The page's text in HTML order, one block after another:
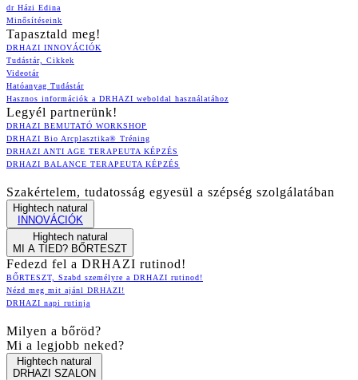
dr Házi Edina
Minősítéseink
Tapasztald meg!
DRHAZI INNOVÁCIÓK
Tudástár, Cikkek
Videotár
Hatóanyag Tudástár
Hasznos információk a DRHAZI weboldal használatához
Legyél partnerünk!
DRHAZI BEMUTATÓ WORKSHOP
DRHAZI Bio Arcplasztika® Tréning
DRHAZI ANTI AGE TERAPEUTA KÉPZÉS
DRHAZI BALANCE TERAPEUTA KÉPZÉS
Szakértelem, tudatosság egyesül a szépség szolgálatában
Hightech natural
INNOVÁCIÓK
Hightech natural
MI A TIED? BŐRTESZT
Fedezd fel a DRHAZI rutinod!
BŐRTESZT, Szabd személyre a DRHAZI rutinod!
Nézd meg mit ajánl DRHAZI!
DRHAZI napi rutinja
Milyen a bőröd?
Mi a legjobb neked?
Hightech natural
DRHAZI SZALON